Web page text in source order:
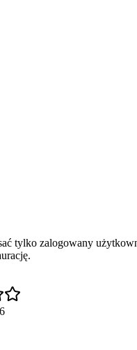
tylko zalogowany